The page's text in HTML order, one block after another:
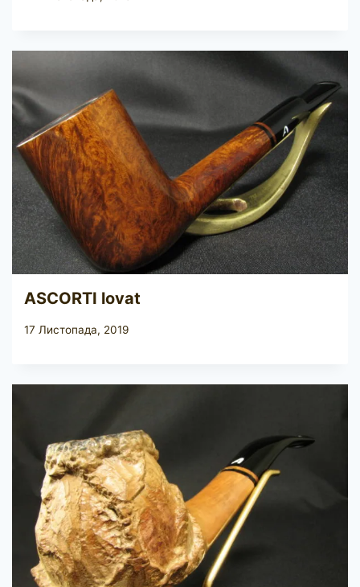
ASCORTI lovat
17 Листопада, 2019